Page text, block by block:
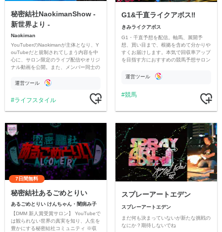
秘密結社NaokimanShow -
新世界より -
Naokiman
YouTuberのNaokimanが主体となり、Y
ouTubeだと規制されてしまう内容を中
心に、サロン限定のライブ配信やオリジ
ナル動画を公開。また、メンバー同士の
ただいています。
運営ツール
ライフスタイル
G1&千直ライクアボス‼️
きみライクアボス
G1・千直予想を配信。軸馬、展開予
想、買い目まで、根拠を含めて分かりや
すくお届けします。本気で回収率アップ
を目指す方におすすめの競馬予想サロン
運営ツール
競馬
7日間無料
秘密結社あるごめとりい
あるごめとりい けんちゃん・闇病み子
【DMM 新人賞受賞サロン】 YouTubeで
は観られない世界の真実を知り、人生を
豊かにする秘密結社コミュニティ ※収
スプレーアートエデン
スプレーアートエデン
まだ何も決まっていないが新たな挑戦の
なにか？期待しないでね